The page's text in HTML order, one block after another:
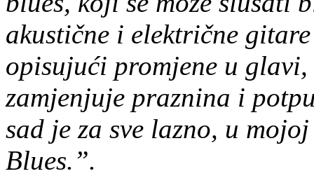
akustične i električne
opisujući promjene u
zamjenjuje praznina i
sad je za sve lazno, u
Blues.”.